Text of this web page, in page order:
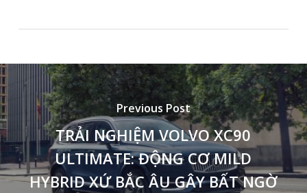
Previous Post
TRẢI NGHIỆM VOLVO XC90
ULTIMATE: ĐỘNG CƠ MILD
HYBRID XỨ BẮC ÂU GÂY BẤT NGỜ